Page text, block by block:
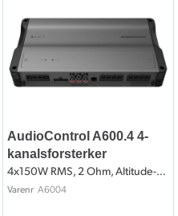
AudioControl A600.4 4-
kanalsforsterker
4x150W RMS, 2 Ohm, Altitude-serien
Varenr A6004